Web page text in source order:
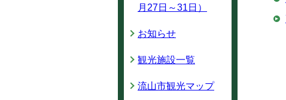
月27日～31日）
お知らせ
観光施設一覧
流山市観光マップ